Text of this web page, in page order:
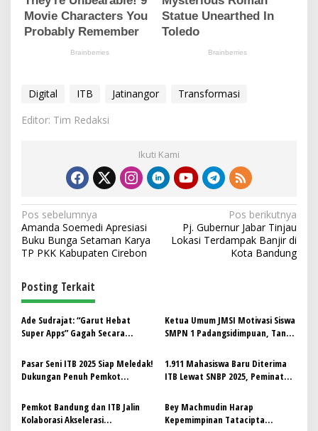
Digital ITB Jatinangor
Transformasi
Editor: Tim Redaksi
Ikuti Kami
N
a
v
i
g
a
s
i
p
o
s
Pos sebelumnya
Amanda Soemedi Apresiasi
Buku Bunga Setaman Karya
TP PKK Kabupaten Cirebon
Pos berikutnya
Pj. Gubernur Jabar Tinjau
Lokasi Terdampak Banjir di
Kota Bandung
Posting Terkait
Ade Sudrajat: “Garut Hebat
Super Apps” Gagah Secara
Masalah Dasar Pembangunan
Ketua Umum JMSI Motivasi Siswa
SMPN 1 Padangsidimpuan, Tanya
Pasar Seni ITB 2025 Siap Meledak!
Dukungan Penuh Pemkot
Agenda Wisata Kota
1.911 Mahasiswa Baru Diterima
ITB Lewat SNBP 2025, Peminat
dan Informatika
Pemkot Bandung dan ITB Jalin
Kolaborasi Akselerasi
Bey Machmudin Harap
Kepemimpinan Tatacipta